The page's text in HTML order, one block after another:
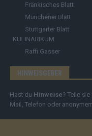
Fränkisches Blatt
Münchener Blatt
Stuttgarter Blatt
KULINARIKUM.
Raffi Gasser
HINWEISGEBER
Hast du Hinweise? Teile
Mail, Telefon oder